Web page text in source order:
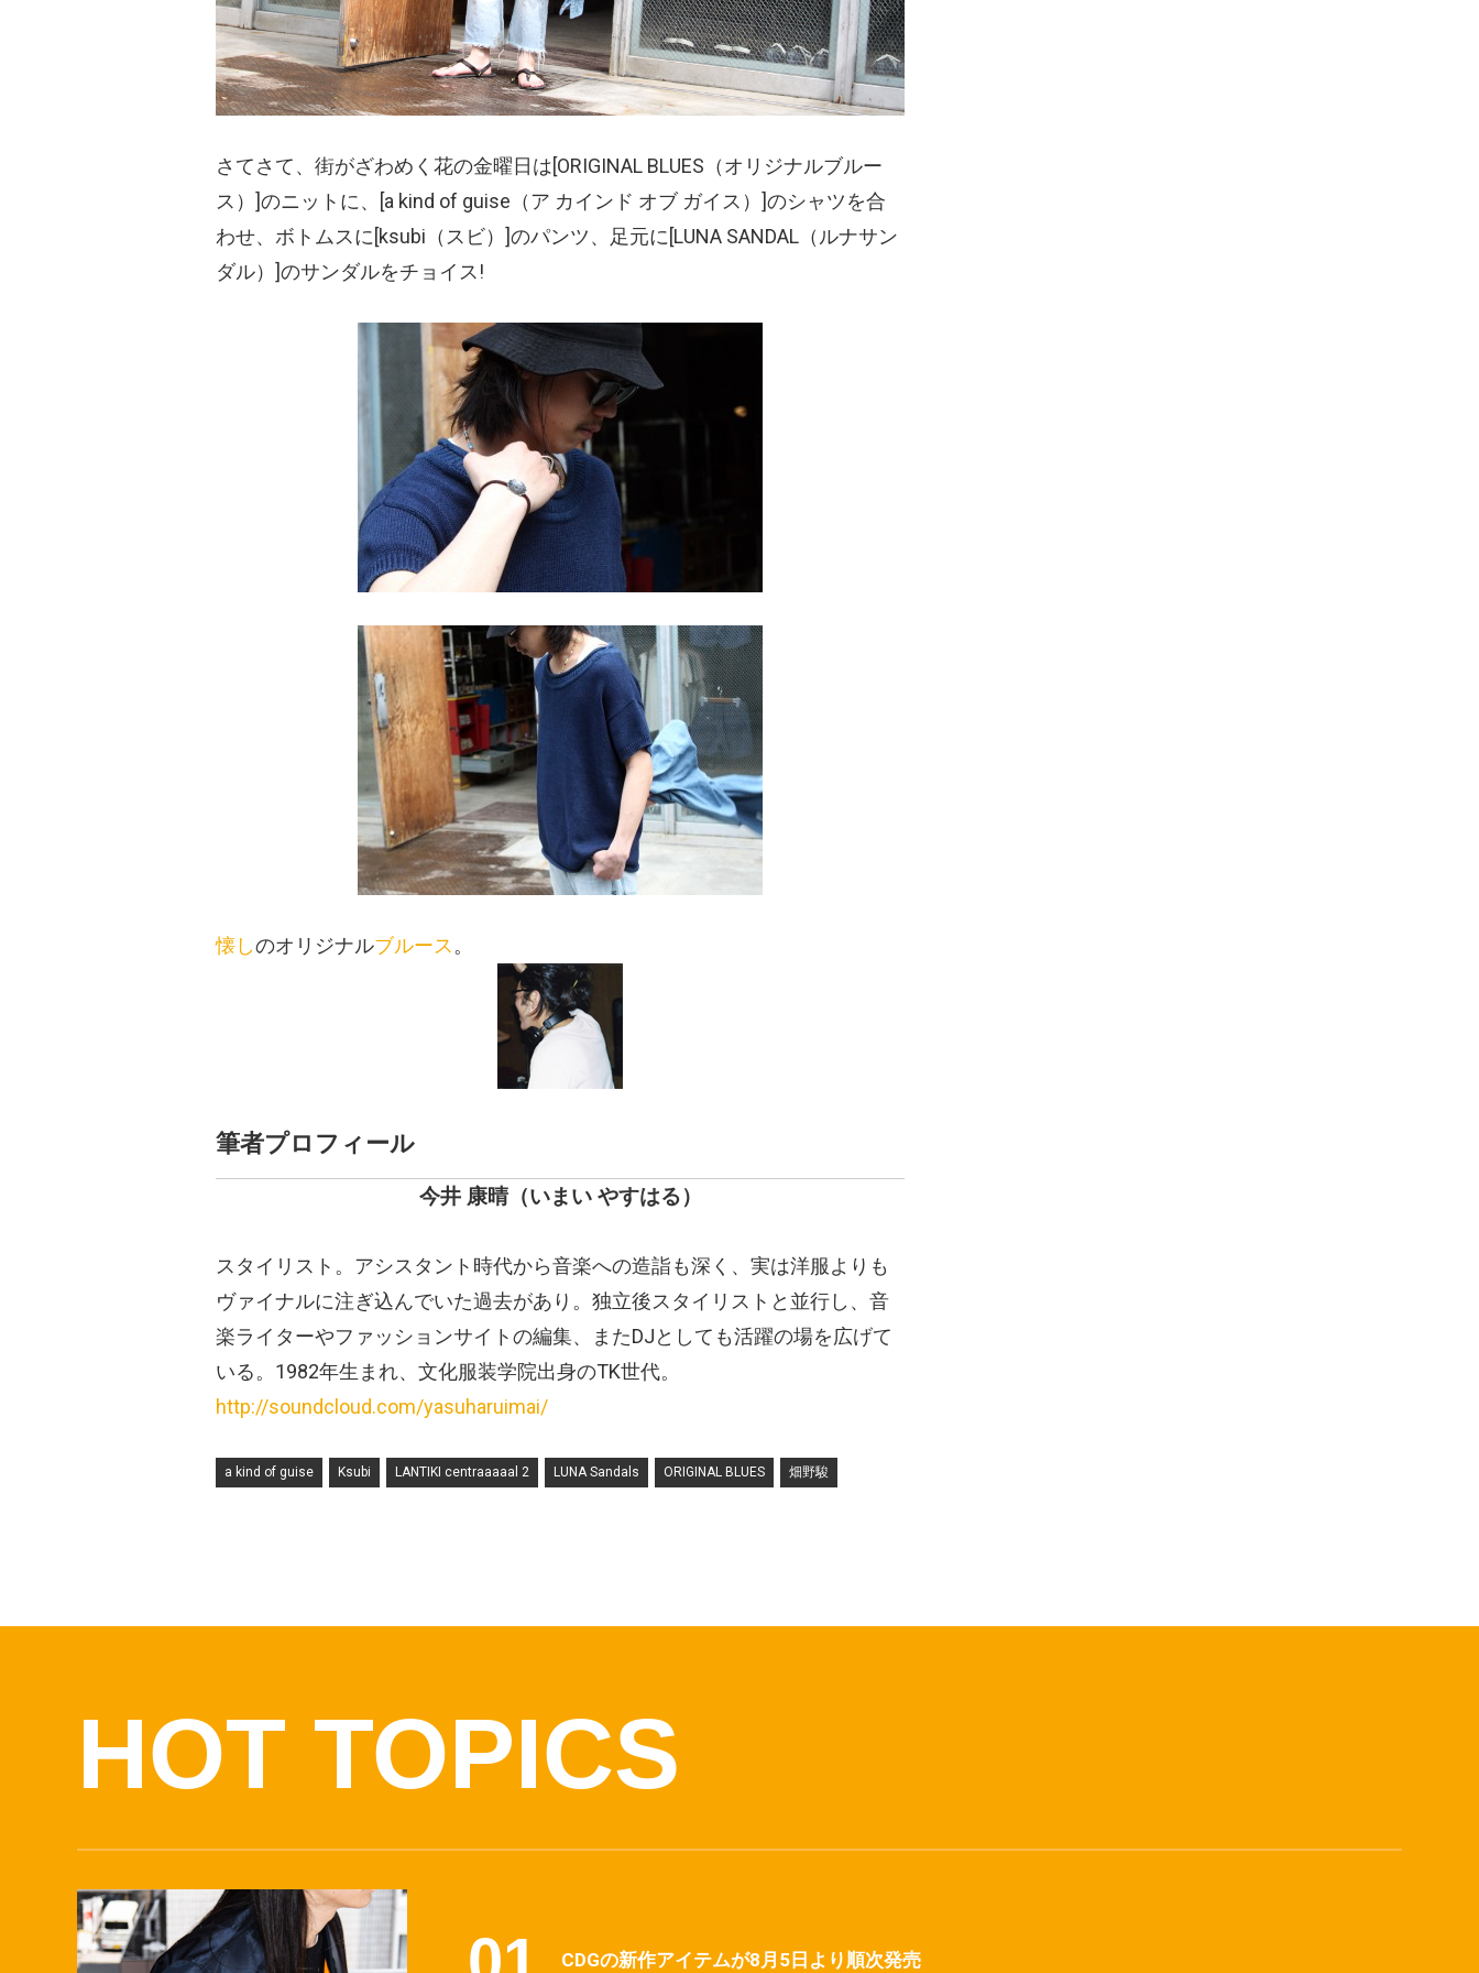
さてさて、街がざわめく花の金曜日は[ORIGINAL BLUES （オリジナルブルー
ス） ]のニットに、[a kind of guise （ア カインド オブ ガイス） ]のシャツを合
わせ、ボトムスに[ksubi （スビ） ]のパンツ、足元に[LUNA SANDAL （ルナサン
ダル） ]のサンダルをチョイス!
懐しのオリジナルブルース 。
筆者プロフィール
今井 康晴（いまい やすはる）
スタイリスト。アシスタント時代から音楽への造詣も深く、実は洋服よりも
ヴァイナルに注ぎ込んでいた過去があり。独立後スタイリストと並行し、音
楽ライターやファッションサイトの編集、またDJとしても活躍の場を広げて
いる。1982年生まれ、文化服装学院出身のTK世代。
http://soundcloud.com/yasuharuimai/
a kind of guise Ksubi LANTIKI centraaaaal 2 LUNA Sandals ORIGINAL BLUES 畑野駿
HOT TOPICS
CDGの新作アイテムが8月5日より順次発売